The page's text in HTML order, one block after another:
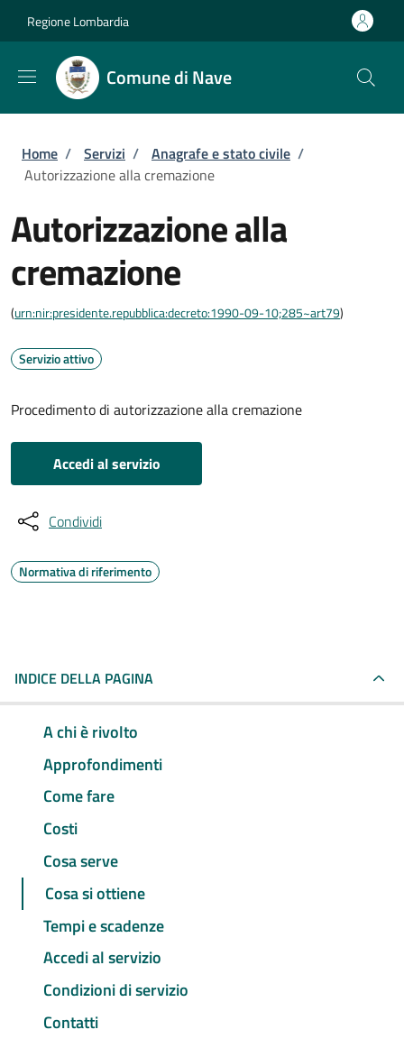
Regione Lombardia
Comune di Nave
Briciole di pane
Home / Servizi / Anagrafe e stato civile /
Autorizzazione alla cremazione
Autorizzazione alla
cremazione
(urn:nir:presidente.repubblica:decreto:1990-09-10;285~art79)
Servizio attivo
Procedimento di autorizzazione alla cremazione
Accedi al servizio
Condividi
Normativa di riferimento
INDICE DELLA PAGINA
A chi è rivolto
Approfondimenti
Come fare
Costi
Cosa serve
Cosa si ottiene
Tempi e scadenze
Accedi al servizio
Condizioni di servizio
Contatti